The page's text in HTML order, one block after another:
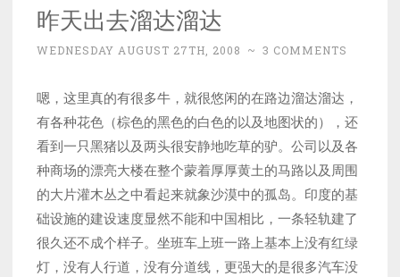
昨天出去溜达溜达
WEDNESDAY AUGUST 27TH, 2008 ~ 3 COMMENTS
嗯，这里真的有很多牛，就很悠闲的在路边溜达溜达，
有各种花色（棕色的黑色的白色的以及地图状的），还
看到一只黑猪以及两头很安静地吃草的驴。公司以及各
种商场的漂亮大楼在整个蒙着厚厚黄土的马路以及周围
的大片灌木丛之中看起来就象沙漠中的孤岛。印度的基
础设施的建设速度显然不能和中国相比，一条轻轨建了
很久还不成个样子。坐班车上班一路上基本上没有红绿
灯，没有人行道，没有分道线，更强大的是很多汽车没